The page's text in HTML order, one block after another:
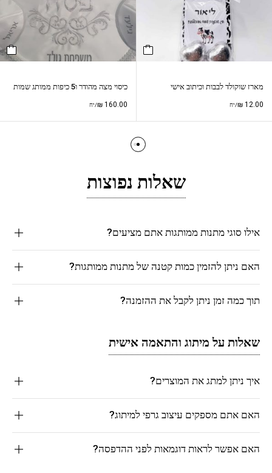
מארז שוקולד לבבות וכיתוב אישי
₪ 12.00 /יח
כיסוי מצה מהודר ו5 כיפות ממותג שמות
₪160.00 /יח
שאלות נפוצות
אילו סוגי מתנות ממותגות אתם מציעים?
האם ניתן להזמין כמות קטנה של מתנות ממותגות?
תוך כמה זמן ניתן לקבל את ההזמנה?
שאלות על מיתוג והתאמה אישית
איך ניתן למתג את המוצרים?
האם אתם מספקים עיצוב גרפי למיתוג?
האם אפשר לראות דוגמאות לפני ההדפסה?